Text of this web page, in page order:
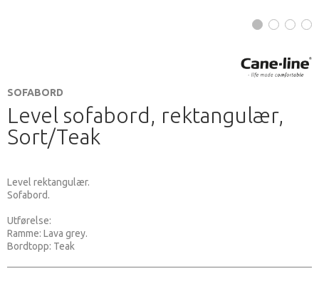
SOFABORD
Level sofabord, rektangulær,
Sort/Teak
Level rektangulær.
Sofabord.
Utførelse:
Ramme: Lava grey.
Bordtopp: Teak